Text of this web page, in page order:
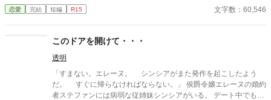
て愛人のものとして奪っていた。 耐えかねたオルフェリアは、つ
いに自ら離縁状を突きつけて屋敷を去る。しかし、オルフェリア
となったオルフェリアを迎えたのは、隣国の冷徹大公アゼルリオ
ンだった。彼女の真の価値を見抜いていたアゼルリオンに極上に
甘やかされ、彼女の持つ技術は国全体を潤していく。そしてクラ
イマックス、思わぬ「真実の血統」と旧悪が暴かれ、前夫たちに
は取り返しのつかない裁きが下る。
恋愛 完結 短編 R15 文字数：60,546
このドアを開けて・・・
透明
「すまない。エレーヌ。 シンシアがまた発作を起こしたよう
だ。 すぐに帰らなければならない。」 侯爵令嬢エレーヌの婚約
者ステファンには病弱な従姉妹シンシアがいる。 デート中でもシ